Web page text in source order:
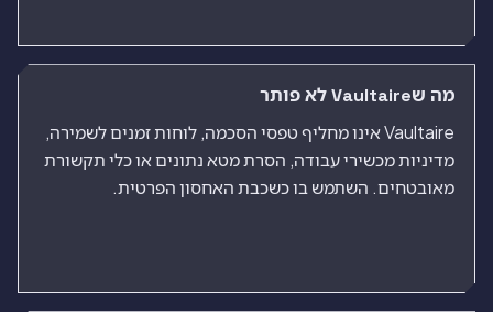
מה שVaultaire לא פותר
Vaultaire אינו מחליף טפסי הסכמה, לוחות זמנים לשמירה,
מדיניות מכשירי עבודה, הסרת מטא נתונים או כלי תקשורת
מאובטחים. השתמש בו כשכבת האחסון הפרטית.